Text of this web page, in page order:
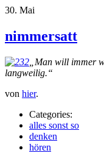
30. Mai
nimmersatt
„Man will immer
langweilig.“
von hier.
Categories:
alles sonst so
denken
hören